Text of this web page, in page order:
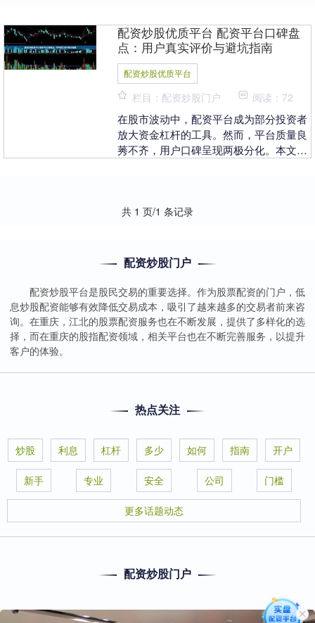
配资炒股优质平台 配资平台口碑盘
点：用户真实评价与避坑指南
配资炒股优质平台
栏目：配资炒股门户 阅读：72
在股市波动中，配资平台成为部分投资者
放大资金杠杆的工具。然而，平台质量良
莠不齐，用户口碑呈现两极分化。本文基
共 1 页/1 条记录
配资炒股门户
配资炒股平台是股民交易的重要选择。作为股票配资的门户，低
息炒股配资能够有效降低交易成本，吸引了越来越多的交易者前来咨
询。在重庆，江北的股票配资服务也在不断发展，提供了多样化的选
择，而在重庆的股指配资领域，相关平台也在不断完善服务，以提升
客户的体验。
热点关注
炒股 利息 杠杆 多少 如何 指南 开户
新手 专业 安全 公司 门槛
更多话题动态
配资炒股门户